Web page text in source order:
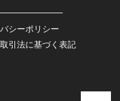
シーポリシー
引法に基づく表記